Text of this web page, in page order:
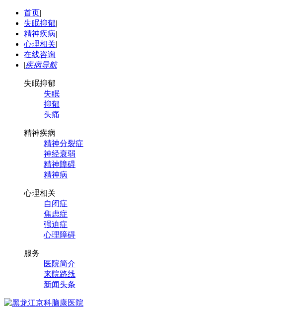
首页|
失眠抑郁|
精神疾病|
心理相关|
在线咨询
|疾病导航
失眠抑郁
失眠
抑郁
头痛
精神疾病
精神分裂症
神经衰弱
精神障碍
精神病
心理相关
自闭症
焦虑症
强迫症
心理障碍
服务
医院简介
来院路线
新闻头条